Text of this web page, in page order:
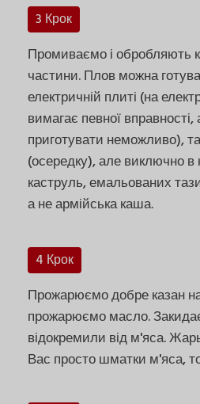
3 Крок
Промиваємо і обробляють
частини. Плов можна
електричній плиті (на
вимагає певної вправності,
приготувати неможливо),
(осередку), але виключно в
каструль, емальованих
а не армійська каша.
4 Крок
Прожарюємо добре казан
прожарюємо масло.
відокремили від м'яса.
Вас просто шматки м'яса,